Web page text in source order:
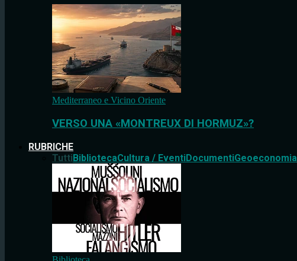
Mediterraneo e Vicino Oriente
VERSO UNA «MONTREUX DI HORMUZ»?
RUBRICHE
TuttiBibliotecaCultura / EventiDocumentiGeoeconomia